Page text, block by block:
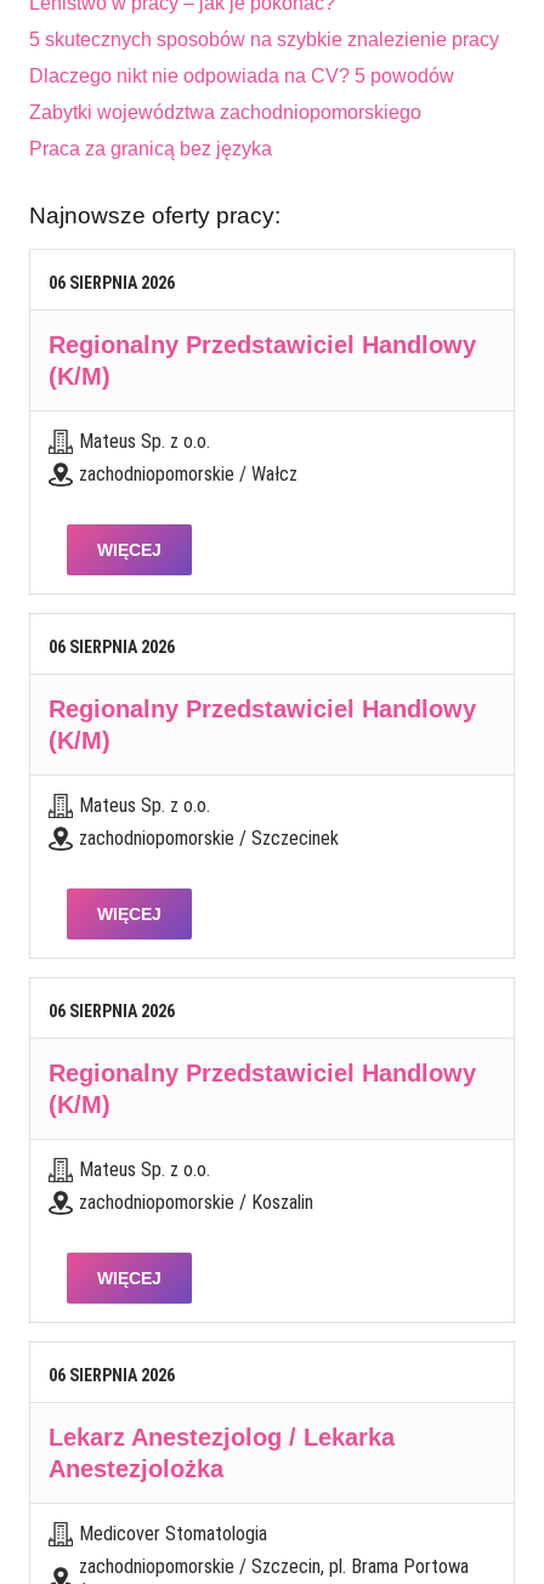
5 skutecznych sposobów na szybkie znalezienie pracy
Dlaczego nikt nie odpowiada na CV? 5 powodów
Zabytki województwa zachodniopomorskiego
Praca za granicą bez języka
Najnowsze oferty pracy:
06 SIERPNIA 2026
Regionalny Przedstawiciel Handlowy
(K/M)
Mateus Sp. z o.o.
zachodniopomorskie / Wałcz
WIĘCEJ
06 SIERPNIA 2026
Regionalny Przedstawiciel Handlowy
(K/M)
Mateus Sp. z o.o.
zachodniopomorskie / Szczecinek
WIĘCEJ
06 SIERPNIA 2026
Regionalny Przedstawiciel Handlowy
(K/M)
Mateus Sp. z o.o.
zachodniopomorskie / Koszalin
WIĘCEJ
06 SIERPNIA 2026
Lekarz Anestezjolog / Lekarka
Anestezjolożka
Medicover Stomatologia
zachodniopomorskie / Szczecin, pl. Brama Portowa